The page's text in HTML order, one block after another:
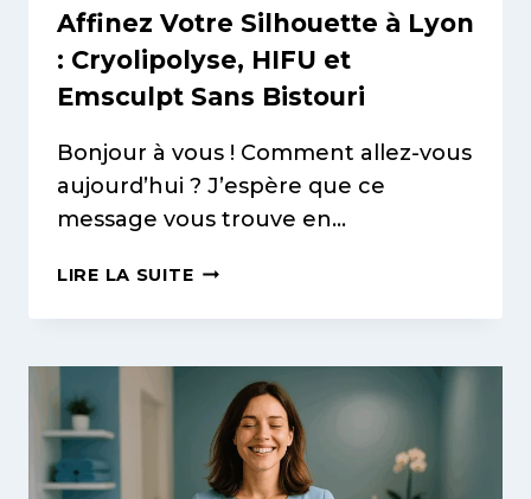
Affinez Votre Silhouette à Lyon
: Cryolipolyse, HIFU et
Emsculpt Sans Bistouri
Bonjour à vous ! Comment allez-vous
aujourd’hui ? J’espère que ce
message vous trouve en…
LIRE LA SUITEAFFINEZ
SILHOUETTE
CRYOLIPOLYSE,
HIFU
ET